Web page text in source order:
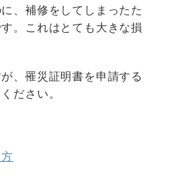
、補修をしてしまったた
。これはとても大きな損
、罹災証明書を申請する
ださい。